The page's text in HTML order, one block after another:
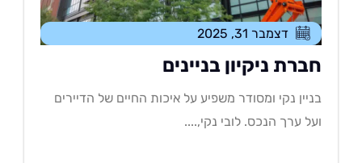
דצמבר 31, 2025
ניקיון בניינים
נקי ומסודר משפיע על איכות החיים של הדיירים
ערך הנכס. לובי נקי,....